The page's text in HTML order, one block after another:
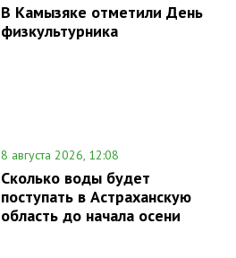
В Камызяке отметили День
физкультурника
8 августа 2026, 12:08
Сколько воды будет
поступать в Астраханскую
область до начала осени